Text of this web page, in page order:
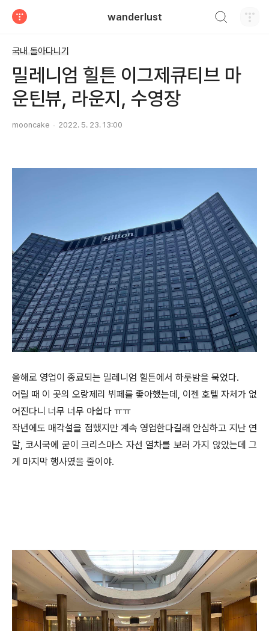
wanderlust
국내 돌아다니기
밀레니엄 힐튼 이그제큐티브 마
운틴뷰, 라운지, 수영장
mooncake 2022. 5. 23. 13:00
올해로 영업이 종료되는 밀레니엄 힐튼에서 하룻밤을 묵었다.
어릴 때 이 곳의 오랑제리 뷔페를 좋아했는데, 이젠 호텔 자체가 없
어진다니 너무 너무 아쉽다 ㅠㅠ
작년에도 매각설을 접했지만 계속 영업한다길래 안심하고 지난 연
말, 코시국에 굳이 크리스마스 자선 열차를 보러 가지 않았는데 그
게 마지막 행사였을 줄이야.